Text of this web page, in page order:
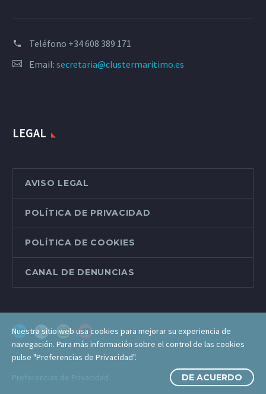
Teléfono +34 608 389 171
Email: secretaria@clustermaritimo.es
LEGAL
AVISO LEGAL
POLÍTICA DE PRIVACIDAD
POLÍTICA DE COOKIES
CANAL DE DENUNCIAS
Nuestra sitio web usa cookies para mejorar su experiencia de
navegación. Para más información sobre el control de las cookies
pulse "Preferencias de Privacidad".
Preferencias de Privacidad
DE ACUERDO